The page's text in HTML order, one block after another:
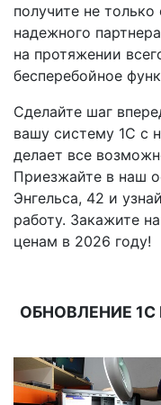
получите не
надежного
на протяжении
бесперебойное
Сделайте шаг
вашу систему 1C с
делает все
Приезжайте в наш
Энгельса, 42 и
работу. Закажите
ценам в 2026 году!
ОБНОВЛЕНИЕ 1С